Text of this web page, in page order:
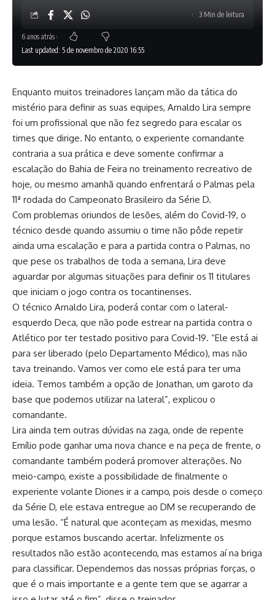
Last updated: 5 de novembro de 2020 16:55
6 anos atrás
3 Min de leitura
Enquanto muitos treinadores lançam mão da tática do
mistério para definir as suas equipes, Arnaldo Lira sempre
foi um profissional que não fez segredo para escalar os
times que dirige. No entanto, o experiente comandante
contraria a sua prática e deve somente confirmar a
escalação do Bahia de Feira no treinamento recreativo de
hoje, ou mesmo amanhã quando enfrentará o Palmas pela
11ª rodada do Campeonato Brasileiro da Série D.
Com problemas oriundos de lesões, além do Covid-19, o
técnico desde quando assumiu o time não pôde repetir
ainda uma escalação e para a partida contra o Palmas, no
que pese os trabalhos de toda a semana, Lira deve
aguardar por algumas situações para definir os 11 titulares
que iniciam o jogo contra os tocantinenses.
O técnico Arnaldo Lira, poderá contar com o lateral-
esquerdo Deca, que não pode estrear na partida contra o
Atlético por ter testado positivo para Covid-19. “Ele está ai
para ser liberado (pelo Departamento Médico), mas não
tava treinando. Vamos ver como ele está para ter uma
ideia. Temos também a opção de Jonathan, um garoto da
base que podemos utilizar na lateral”, explicou o
comandante.
Lira ainda tem outras dúvidas na zaga, onde de repente
Emílio pode ganhar uma nova chance e na peça de frente, o
comandante também poderá promover alterações. No
meio-campo, existe a possibilidade de finalmente o
experiente volante Diones ir a campo, pois desde o começo
da Série D, ele estava entregue ao DM se recuperando de
uma lesão. “É natural que aconteçam as mexidas, mesmo
porque estamos buscando acertar. Infelizmente os
resultados não estão acontecendo, mas estamos aí na briga
para classificar. Dependemos das nossas próprias forças, o
que é o mais importante e a gente tem que se agarrar a